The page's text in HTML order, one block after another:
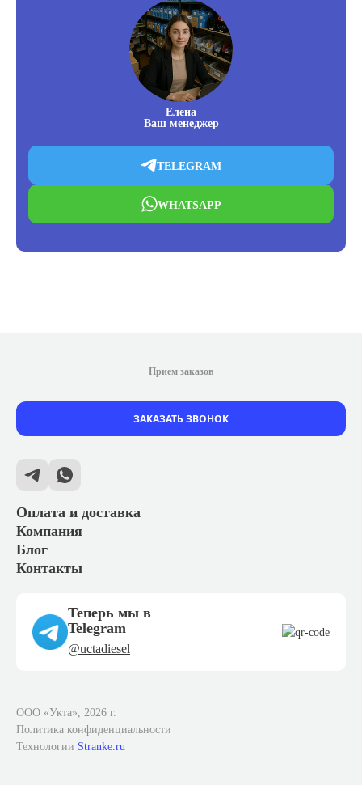
Елена
Ваш менеджер
TELEGRAM
WHATSAPP
Оплата и доставка
Компания
Блог
Контакты
Прием заказов
ЗАКАЗАТЬ ЗВОНОК
Теперь мы в
Telegram
@uctadiesel
ООО «Укта», 2026 г.
Политика конфиденциальности
Технологии Stranke.ru